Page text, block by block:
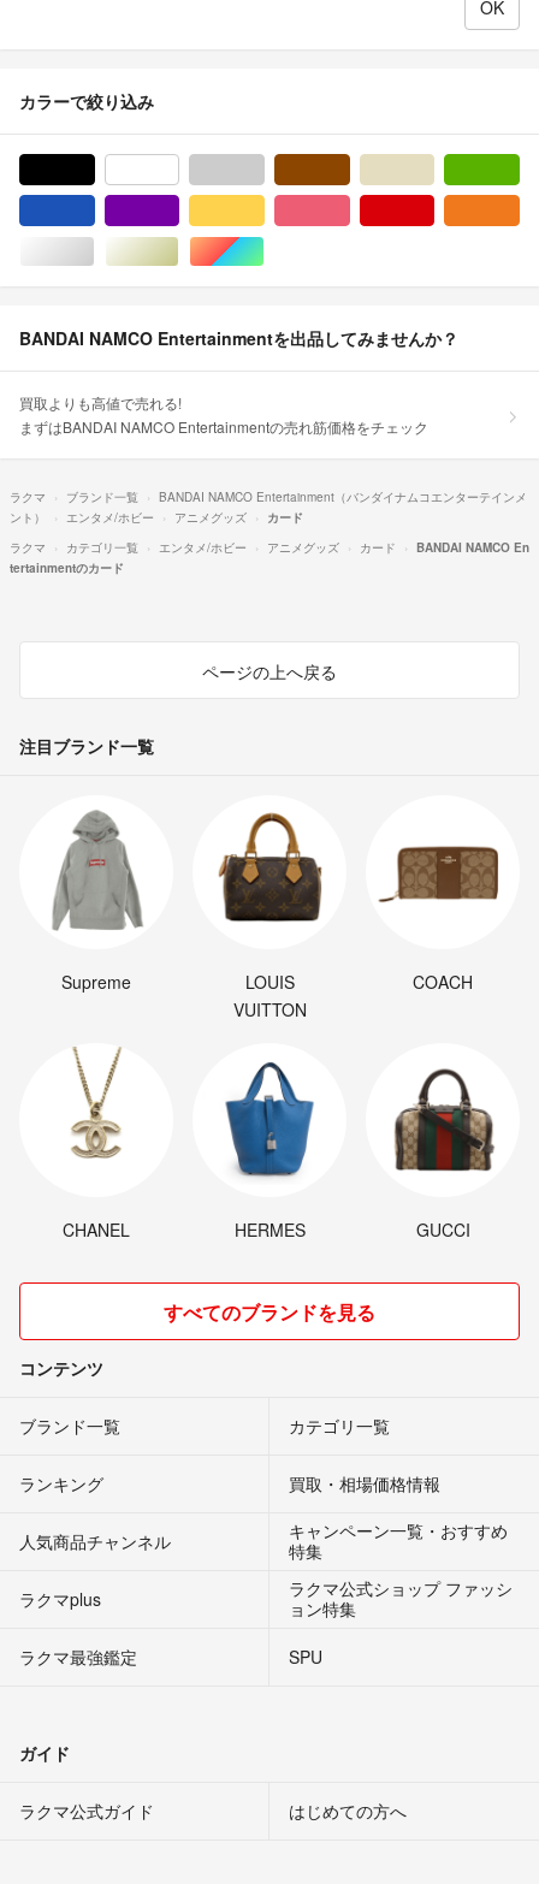
カラーで絞り込み
シルバー/銀色系ゴールド/金色系マルチカラー
BANDAI NAMCO Entertainmentを出品してみませんか？
買取よりも高値で売れる!
まずはBANDAI NAMCO Entertainmentの売れ筋価格をチェック
ラクマ ブランド一覧
BANDAI NAMCO Entertainment（バンダイナムコエンターテインメ
ント）
エンタメ/ホビー アニメグッズ
カード
ラクマ
カテゴリ一覧 エンタメ/ホビー アニメグッズ カード
BANDAI NAMCO En
tertainmentのカード
ページの上へ戻る
注目ブランド一覧
Supreme
LOUIS
VUITTON
COACH
CHANEL HERMES GUCCI
すべてのブランドを見る
コンテンツ
ブランド一覧 カテゴリ一覧
ランキング 買取・相場価格情報
人気商品チャンネル
キャンペーン一覧・おすすめ
特集
ラクマplus
ラクマ公式ショップ ファッシ
ョン特集
ラクマ最強鑑定
SPU
ガイド
ラクマ公式ガイド はじめての方へ